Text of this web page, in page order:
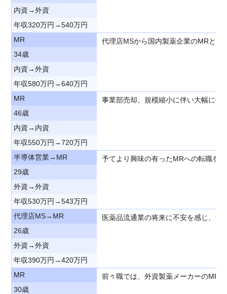
内資→外資
年収320万円→540万円
MR
代理店MSから国内製薬企業のMRと
34歳
内資→外資
年収580万円→640万円
MR
事業部売却、規模縮小に伴い大幅に売
46歳
内資→内資
年収550万円→720万円
半導体営業→MR
予てより興味の有ったMRへの転職を
29歳
外資→外資
年収530万円→543万円
代理店MS→MR
医薬品流通業の将来に不安を感じ、
26歳
外資→外資
年収390万円→420万円
MR
前々職では、外資製薬メーカーのMR
30歳